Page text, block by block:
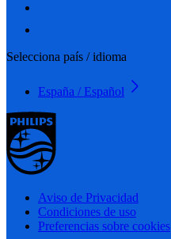
Selecciona país / idioma
España / Español
Aviso de Privacidad
Condiciones de uso
Preferencias sobre cookies